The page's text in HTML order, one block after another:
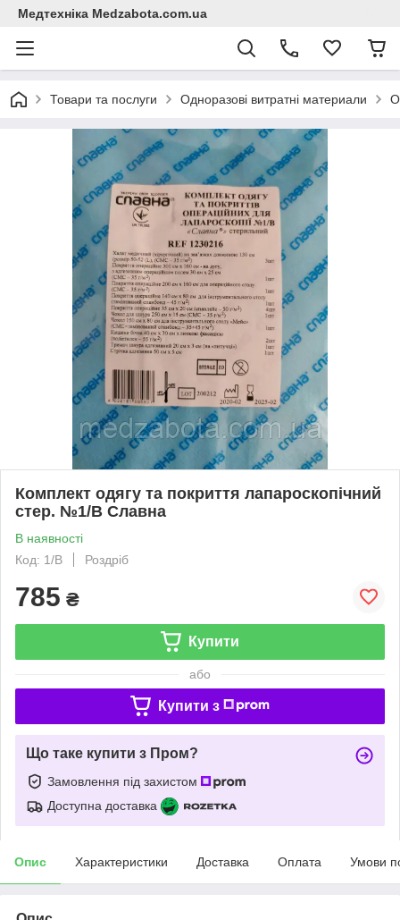
Медтехніка Medzabota.com.ua
Товари та послуги Одноразові витратні материали
Комплект одягу та покриття лапароскопічний
стер. №1/В Славна
В наявності
Код: 1/В
Роздріб
785 ₴
Купити
або
Купити з
Що таке купити з Пром?
Замовлення під захистом
Доступна доставка
Опис Характеристики Доставка Оплата Умови